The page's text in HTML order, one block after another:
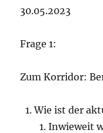
30.05.2023
Frage 1:
Zum Korridor:
Wie ist der
Inwieweit